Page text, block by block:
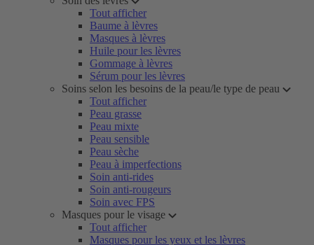
Tout afficher
Baume à lèvres
Masques à lèvres
Huile pour les lèvres
Gommage à lèvres
Sérum pour les lèvres
Soins selon les besoins de la peau/le type de peau
Tout afficher
Peau grasse
Peau mixte
Peau sensible
Peau sèche
Peau à imperfections
Soin anti-rides
Soin anti-rougeurs
Soin avec FPS
Masques pour le visage
Tout afficher
Masques pour les yeux et les lèvres